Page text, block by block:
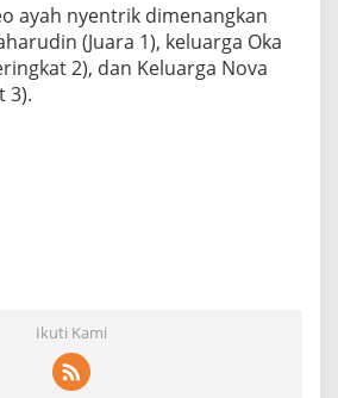
ayah nyentrik dimenangkan
(Juara 1), keluarga Oka
2), dan Keluarga Nova
3).
Ikuti Kami